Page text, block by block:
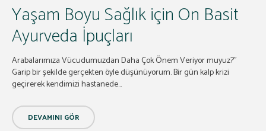
Yaşam Boyu Sağlık için On Basit
Ayurveda İpuçları
Arabalarımıza Vücudumuzdan Daha Çok Önem Veriyor muyuz?”
Garip bir şekilde gerçekten öyle düşünüyorum. Bir gün kalp krizi
geçirerek kendimizi hastanede...
DEVAMINI GÖR